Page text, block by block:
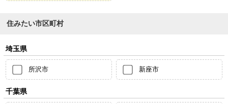
住みたい市区町村
埼玉県
所沢市 新座市
千葉県